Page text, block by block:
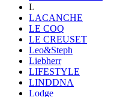
L
LACANCHE
LE COQ
LE CREUSET
Leo&Steph
Liebherr
LIFESTYLE
LINDDNA
Lodge